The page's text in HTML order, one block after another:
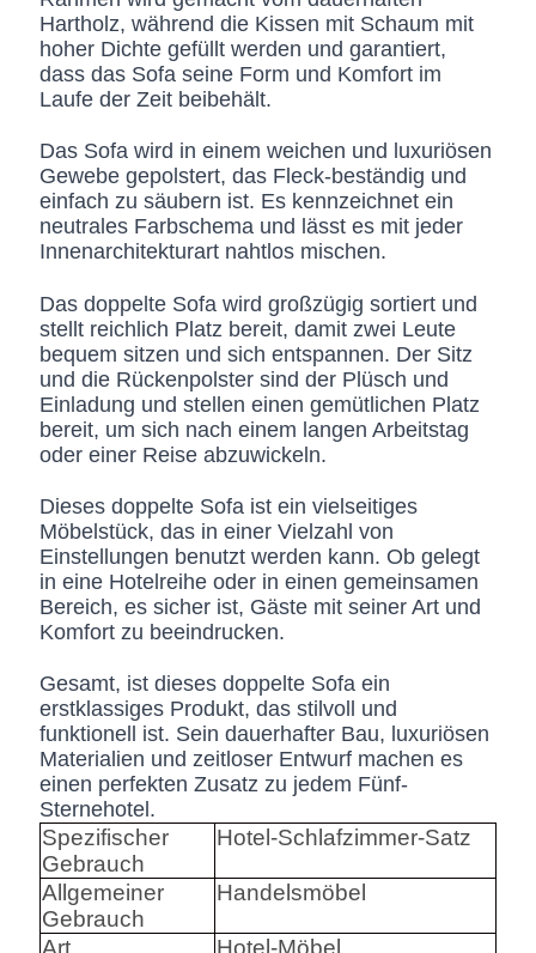
Hartholz, während die Kissen mit Schaum mit
hoher Dichte gefüllt werden und garantiert,
dass das Sofa seine Form und Komfort im
Laufe der Zeit beibehält.
Das Sofa wird in einem weichen und luxuriösen
Gewebe gepolstert, das Fleck-beständig und
einfach zu säubern ist. Es kennzeichnet ein
neutrales Farbschema und lässt es mit jeder
Innenarchitekturart nahtlos mischen.
Das doppelte Sofa wird großzügig sortiert und
stellt reichlich Platz bereit, damit zwei Leute
bequem sitzen und sich entspannen. Der Sitz
und die Rückenpolster sind der Plüsch und
Einladung und stellen einen gemütlichen Platz
bereit, um sich nach einem langen Arbeitstag
oder einer Reise abzuwickeln.
Dieses doppelte Sofa ist ein vielseitiges
Möbelstück, das in einer Vielzahl von
Einstellungen benutzt werden kann. Ob gelegt
in eine Hotelreihe oder in einen gemeinsamen
Bereich, es sicher ist, Gäste mit seiner Art und
Komfort zu beeindrucken.
Gesamt, ist dieses doppelte Sofa ein
erstklassiges Produkt, das stilvoll und
funktionell ist. Sein dauerhafter Bau, luxuriösen
Materialien und zeitloser Entwurf machen es
einen perfekten Zusatz zu jedem Fünf-
Sternehotel.
Spezifischer
Gebrauch
Hotel-Schlafzimmer-Satz
Allgemeiner
Gebrauch
Handelsmöbel